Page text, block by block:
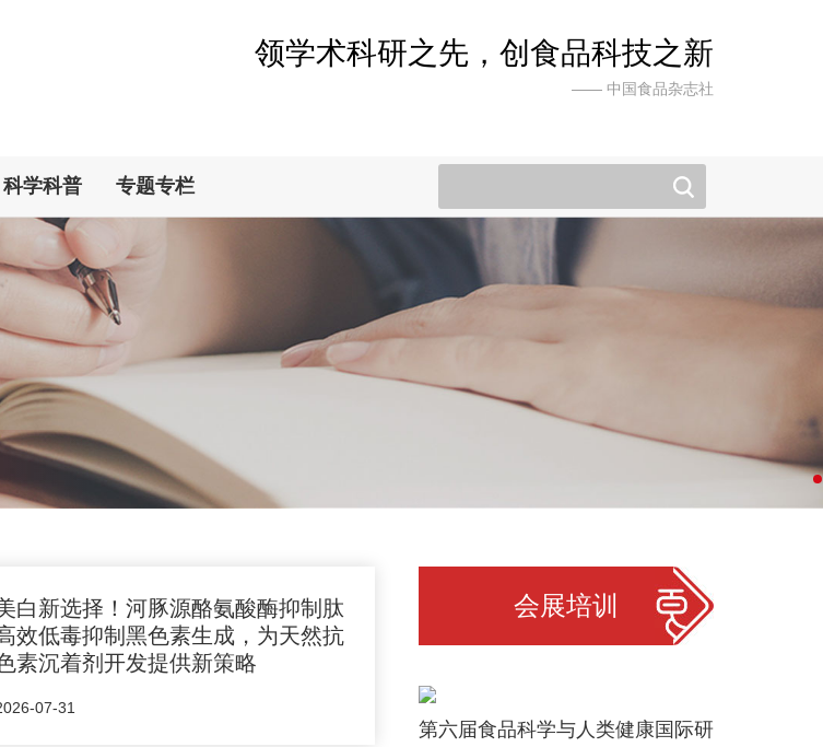
领学术科研之先，创食品科技之新
—— 中国食品杂志社
科学科普 专题专栏
白新选择！河豚源酪氨酸酶抑制肽
效低毒抑制黑色素生成，为天然抗
素沉着剂开发提供新策略
07-31
会展培训
第六届食品科学与人类健康国际研